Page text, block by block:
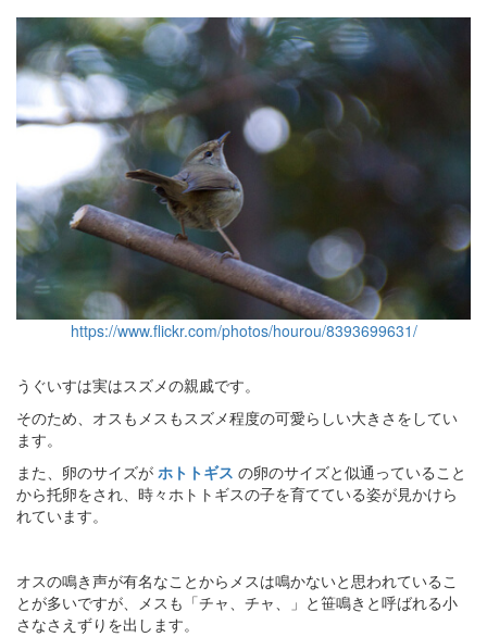
https://www.flickr.com/photos/hourou/8393699631/
うぐいすは実はスズメの親戚です。
そのため、オスもメスもスズメ程度の可愛らしい大きさをしてい
ます。
また、卵のサイズが ホトトギス の卵のサイズと似通っていること
から托卵をされ、時々ホトトギスの子を育てている姿が見かけら
れています。
オスの鳴き声が有名なことからメスは鳴かないと思われているこ
とが多いですが、メスも「チャ、チャ、」と笹鳴きと呼ばれる小
さなさえずりを出します。